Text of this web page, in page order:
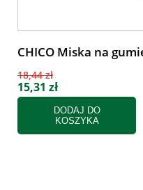
CHICO Miska na
18,44 zł
15,31 zł
DODAJ DO
KOSZYKA